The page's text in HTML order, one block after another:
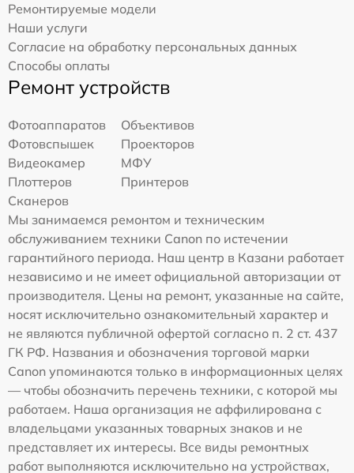
Ремонтируемые модели
Наши услуги
Согласие на обработку персональных данных
Способы оплаты
Ремонт устройств
Фотоаппаратов
Объективов
Фотовспышек
Проекторов
Видеокамер
МФУ
Плоттеров
Принтеров
Сканеров
Мы занимаемся ремонтом и техническим
обслуживанием техники Canon по истечении
гарантийного периода. Наш центр в Казани работает
независимо и не имеет официальной авторизации от
производителя. Цены на ремонт, указанные на сайте,
носят исключительно ознакомительный характер и
не являются публичной офертой согласно п. 2 ст. 437
ГК РФ. Названия и обозначения торговой марки
Canon упоминаются только в информационных целях
— чтобы обозначить перечень техники, с которой мы
работаем. Наша организация не аффилирована с
владельцами указанных товарных знаков и не
представляет их интересы. Все виды ремонтных
работ выполняются исключительно на устройствах,